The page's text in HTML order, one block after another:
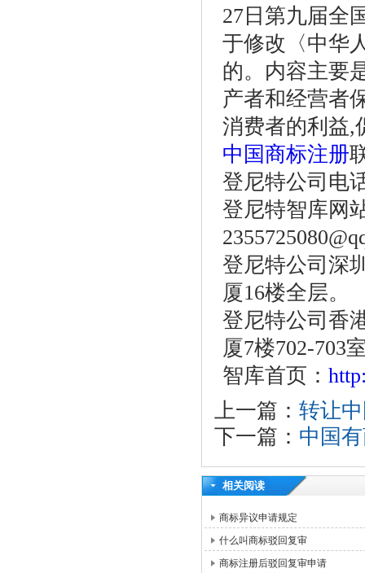
27日第九届全
于修改〈中华
的。内容主要
产者和经营者
消费者的利益,
中国商标注册
登尼特公司电
登尼特智库网
登尼特公司深
厦16楼全层。
登尼特公司香
厦7楼702-703
智库首页：
上一篇： 转让
下一篇： 中国
相关阅读
商标异议申请规定
什么叫商标驳回复审
商标注册后驳回复审申请